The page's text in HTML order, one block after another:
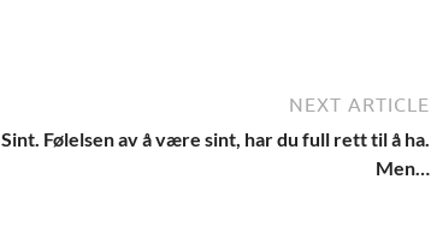
NEXT ARTICLE
Sint. Følelsen av å være sint, har du full rett til å ha.
Men…